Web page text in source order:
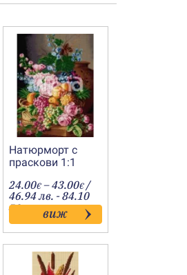
Натюрморт с
праскови 1:1
24.00€ –43.00€Price
range:
24.00€
through
43.00€
/
46.94 лв. - 84.10
лв. виж